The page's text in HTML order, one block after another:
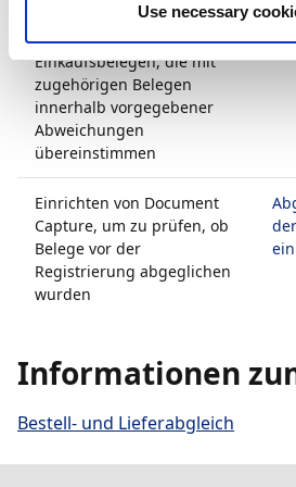
Use necessary
automatischen
Genehmigung von
Einkaufsbelegen, die mit
zugehörigen Belegen
innerhalb vorgegebener
Abweichungen
übereinstimmen
Einrichten von Document
Capture, um zu prüfen, ob
Belege vor der
Registrierung abgeglichen
wurden
Informationen
Bestell- und Lieferabgleich